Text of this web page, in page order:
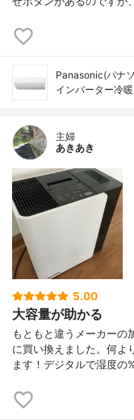
Panasonic(パナ
インバーター冷
主婦
あきあき
5.00
大容量が助かる
もともと違うメーカーの
に買い換えました。何よ
ます！デジタルで湿度の